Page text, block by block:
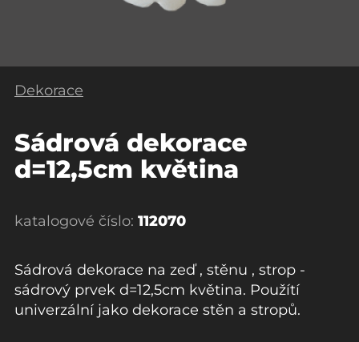
Dekorace
Sádrová dekorace
d=12,5cm květina
katalogové číslo: 112070
Sádrová dekorace na zeď , stěnu , strop -
sádrový prvek d=12,5cm květina. Použítí
univerzální jako dekorace stěn a stropů.